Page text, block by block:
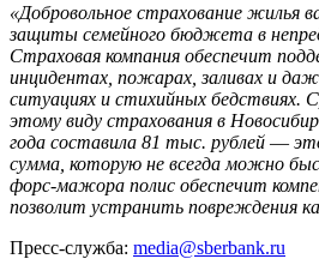
«Добровольное страхование жилья
защиты семейного бюджета в
Страховая компания обеспечит
инцидентах, пожарах, заливах и
ситуациях и стихийных бедствиях.
этому виду страхования в
года составила 81 тыс. рублей —
сумма, которую не всегда можно
форс-мажора полис обеспечит
позволит устранить повреждения
Пресс-служба: media@sberbank.ru